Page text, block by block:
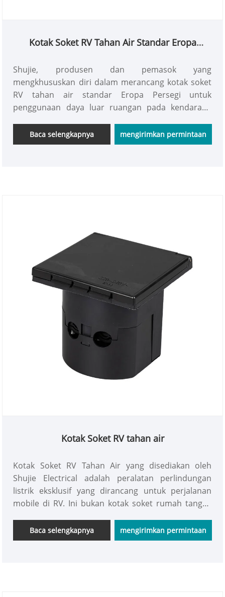
Kotak Soket RV Tahan Air Standar Eropa
Shujie, produsen dan pemasok yang
mengkhususkan diri dalam merancang kotak soket
RV tahan air standar Eropa Persegi untuk
penggunaan daya luar ruangan pada kendaraan
CE Eropa. Ini kompatibel dengan sebagian besar
model kendaraan Eropa dan RV impor. Desain
perjalanan RV jarak jauh, berkemah di luar ruangan,
atau parkir harian dan sambungan listrik, ini dapat
memenuhi persyaratan penggunaan daya standar
Eropa, menjadikan penggunaan listrik di luar
ruangan lebih aman dan nyaman.
Baca selengkapnya mengirimkan permintaan
Kotak Soket RV tahan air
Kotak Soket RV Tahan Air yang disediakan oleh
Shujie Electrical adalah peralatan perlindungan
listrik eksklusif yang dirancang untuk perjalanan
mobile di RV. Ini bukan kotak soket rumah tangga
skenario unik parkir RV di luar ruangan dan
penggunaan listrik di dalam ruangan. Ini memiliki
Baca selengkapnya mengirimkan permintaan